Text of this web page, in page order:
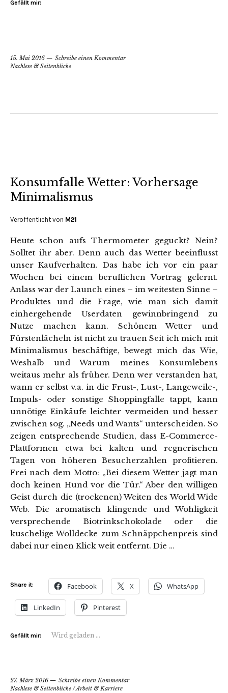
Gefällt mir:
15. Mai 2016
Schreibe einen Kommentar
Nachlese & Seitenblicke
Konsumfalle Wetter: Vorhersage
Minimalismus
Veröffentlicht von M21
Heute schon aufs Thermometer geguckt? Nein?
Solltet ihr aber. Denn auch das Wetter beeinflusst
unser Kaufverhalten. Das habe ich vor ein paar
Wochen bei einem beruflichen Vortrag gelernt.
Anlass war der Launch eines – im weitesten Sinne –
Produktes und die Frage, wie man sich damit
einhergehende Userdaten gewinnbringend zu
Nutze machen kann. Schönem Wetter und
Fürstenlächeln ist nicht zu trauen Seit ich mich mit
Minimalismus beschäftige, bewegt mich das Wie,
Weshalb und Warum meines Konsumlebens
weitaus mehr als früher. Denn wer verstanden hat,
wann er selbst v.a. in die Frust-, Lust-, Langeweile-,
Impuls- oder sonstige Shoppingfalle tappt, kann
unnötige Einkäufe leichter vermeiden und besser
zwischen sog. „Needs und Wants“ unterscheiden. So
zeigen entsprechende Studien, dass E-Commerce-
Plattformen etwa bei kalten und regnerischen
Tagen von höheren Besucherzahlen profitieren.
Frei nach dem Motto: „Bei diesem Wetter jagt man
doch keinen Hund vor die Tür.“ Aber den willigen
Geist durch die (trockenen) Weiten des World Wide
Web. Die aromatisch klingende und Wohligkeit
versprechende Biotrinkschokolade oder die
kuschelige Wolldecke zum Schnäppchenpreis sind
dabei nur einen Klick weit entfernt. Die …
Share it: Facebook X WhatsApp
LinkedIn Pinterest
Gefällt mir: Wird geladen …
27. März 2016
Schreibe einen Kommentar
Nachlese & Seitenblicke /Arbeit & Karriere